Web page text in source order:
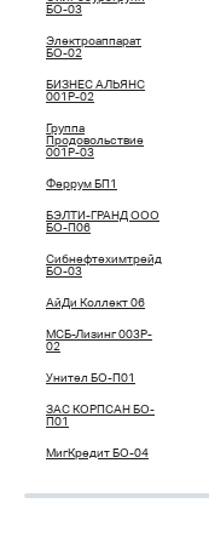
БО-03
Электроаппарат
БО-02
БИЗНЕС АЛЬЯНС
001P-02
Группа
Продовольствие
001P-03
Феррум БП1
БЭЛТИ-ГРАНД ООО
БО-П06
Сибнефтехимтрейд
БО-03
АйДи Коллект 06
МСБ-Лизинг 003P-
02
Унител БО-П01
ЗАС КОРПСАН БО-
П01
МигКредит БО-04